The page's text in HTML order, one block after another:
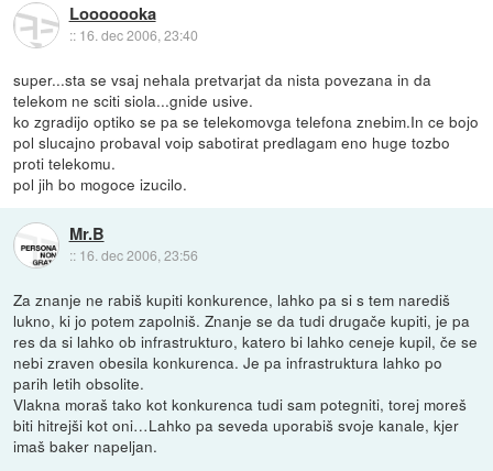
Looooooka
:: 16. dec 2006, 23:40
super...sta se vsaj nehala pretvarjat da nista povezana in da
telekom ne sciti siola...gnide usive.
ko zgradijo optiko se pa se telekomovga telefona znebim.In ce bojo
pol slucajno probaval voip sabotirat predlagam eno huge tozbo
proti telekomu.
pol jih bo mogoce izucilo.
Mr.B
:: 16. dec 2006, 23:56
Za znanje ne rabiš kupiti konkurence, lahko pa si s tem narediš
lukno, ki jo potem zapolniš. Znanje se da tudi drugače kupiti, je pa
res da si lahko ob infrastrukturo, katero bi lahko ceneje kupil, če se
nebi zraven obesila konkurenca. Je pa infrastruktura lahko po
parih letih obsolite.
Vlakna moraš tako kot konkurenca tudi sam potegniti, torej moreš
biti hitrejši kot oni…Lahko pa seveda uporabiš svoje kanale, kjer
imaš baker napeljan.